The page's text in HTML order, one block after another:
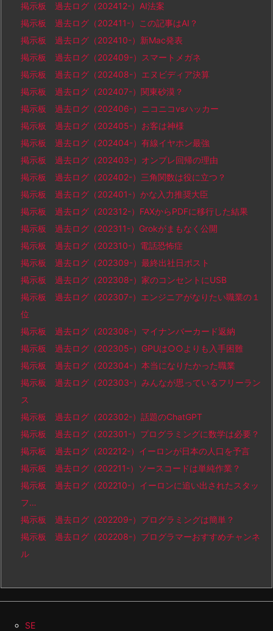
掲示板 過去ログ（202412-）AI法案
掲示板 過去ログ（202411-）この記事はAI？
掲示板 過去ログ（202410-）新Mac発表
掲示板 過去ログ（202409-）スマートメガネ
掲示板 過去ログ（202408-）エヌビディア決算
掲示板 過去ログ（202407-）関東砂漠？
掲示板 過去ログ（202406-）ニコニコvsハッカー
掲示板 過去ログ（202405-）お客は神様
掲示板 過去ログ（202404-）有線イヤホン最強
掲示板 過去ログ（202403-）オンプレ回帰の理由
掲示板 過去ログ（202402-）三角関数は役に立つ？
掲示板 過去ログ（202401-）かな入力推奨大臣
掲示板 過去ログ（202312-）FAXからPDFに移行した結果
掲示板 過去ログ（202311-）Grokがまもなく公開
掲示板 過去ログ（202310-）電話恐怖症
掲示板 過去ログ（202309-）最終出社日ポスト
掲示板 過去ログ（202308-）家のコンセントにUSB
掲示板 過去ログ（202307-）エンジニアがなりたい職業の１
位
掲示板 過去ログ（202306-）マイナンバーカード返納
掲示板 過去ログ（202305-）GPUは○○よりも入手困難
掲示板 過去ログ（202304-）本当になりたかった職業
掲示板 過去ログ（202303-）みんなが思っているフリーラン
ス
掲示板 過去ログ（202302-）話題のChatGPT
掲示板 過去ログ（202301-）プログラミングに数学は必要？
掲示板 過去ログ（202212-）イーロンが日本の人口を予言
掲示板 過去ログ（202211-）ソースコードは単純作業？
掲示板 過去ログ（202210-）イーロンに追い出されたスタッ
フ…
掲示板 過去ログ（202209-）プログラミングは簡単？
掲示板 過去ログ（202208-）プログラマーおすすめチャンネ
ル
SE